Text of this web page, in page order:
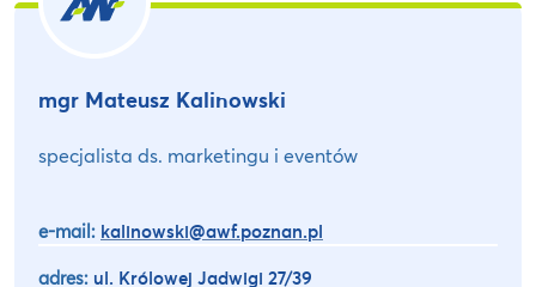
mgr Mateusz Kalinowski
specjalista ds. marketingu i eventów
e-mail: kalinowski@awf.poznan.pl
adres: ul. Królowej Jadwigi 27/39